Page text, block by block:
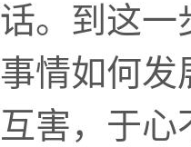
话。到这一
事情如何发
互害，于心